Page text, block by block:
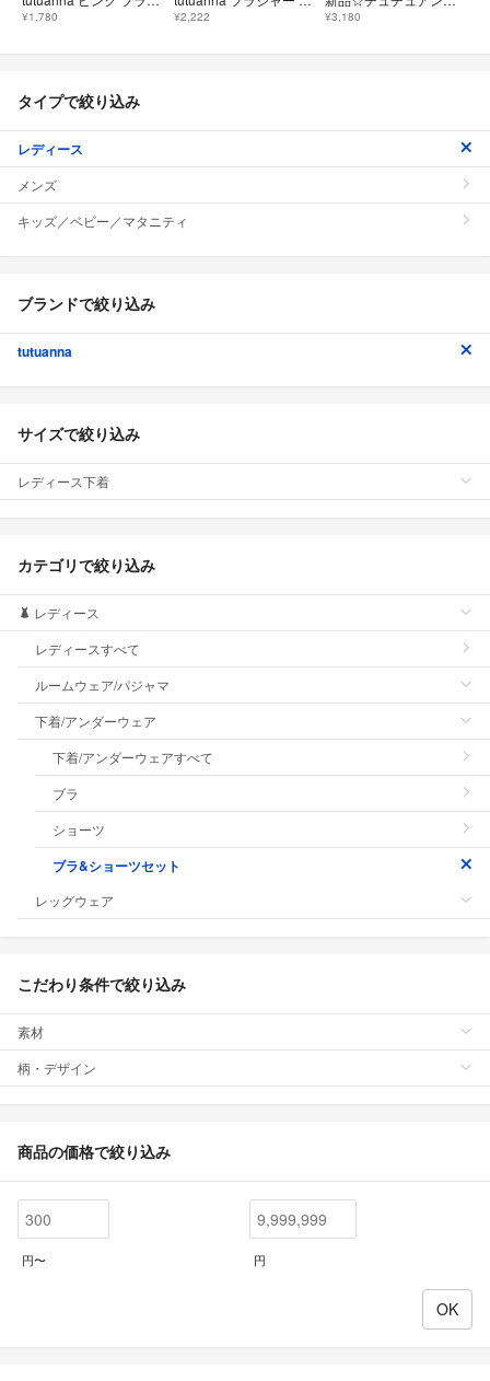
¥1,780 ¥2,222 ¥3,180
タイプで絞り込み
レディース
メンズ
キッズ／ベビー／マタニティ
ブランドで絞り込み
tutuanna
サイズで絞り込み
レディース下着
カテゴリで絞り込み
レディース
レディースすべて
ルームウェア/パジャマ
下着/アンダーウェア
下着/アンダーウェアすべて
ブラ
ショーツ
ブラ&ショーツセット
レッグウェア
こだわり条件で絞り込み
素材
柄・デザイン
商品の価格で絞り込み
円〜 円